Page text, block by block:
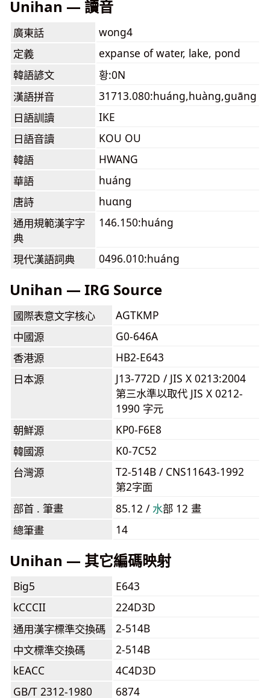
Unihan — 讀音
廣東話
wong4
定義
expanse of water, lake, pond
韓語諺文
황:0N
漢語拼音
31713.080:huáng,huàng,guāng
日語訓讀
IKE
日語音讀
KOU OU
韓語
HWANG
華語
huáng
唐詩
huɑng
通用規範漢字字
典
146.150:huáng
現代漢語詞典 0496.010:huáng
Unihan — IRG Source
國際表意文字核心
AGTKMP
中國源
G0-646A
香港源
HB2-E643
日本源
J13-772D / JIS X 0213:2004
第三水準以取代 JIS X 0212-
1990 字元
朝鮮源
KP0-F6E8
韓國源
K0-7C52
台灣源
T2-514B / CNS11643-1992
第2字面
部首 . 筆畫
85.12 /⽔部 12 畫
總筆畫
14
Unihan — 其它編碼映射
Big5
E643
kCCCII
224D3D
通用漢字標準交換碼
2-514B
中文標準交換碼
2-514B
kEACC
4C4D3D
GB/T 2312-1980
6874